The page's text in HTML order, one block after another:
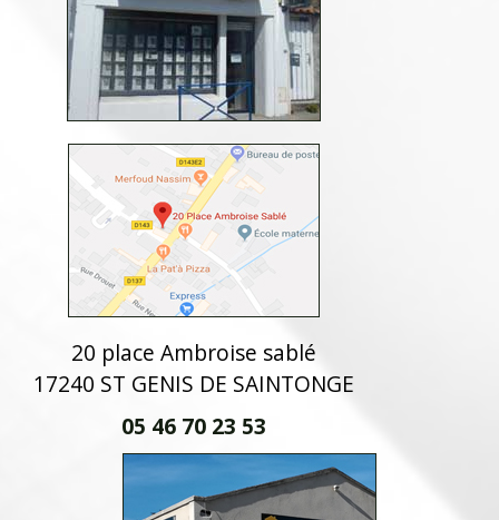
20 place Ambroise sablé
17240 ST GENIS DE SAINTONGE
05 46 70 23 53